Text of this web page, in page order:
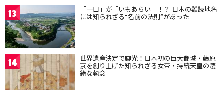
13 「一口」が「いもあらい」！？ 日本の難読地名
には知られざる“名前の法則”があった
14 世界遺産決定で脚光！日本初の巨大都城・藤原
京を創り上げた知られざる女帝・持統天皇の凄
絶な執念